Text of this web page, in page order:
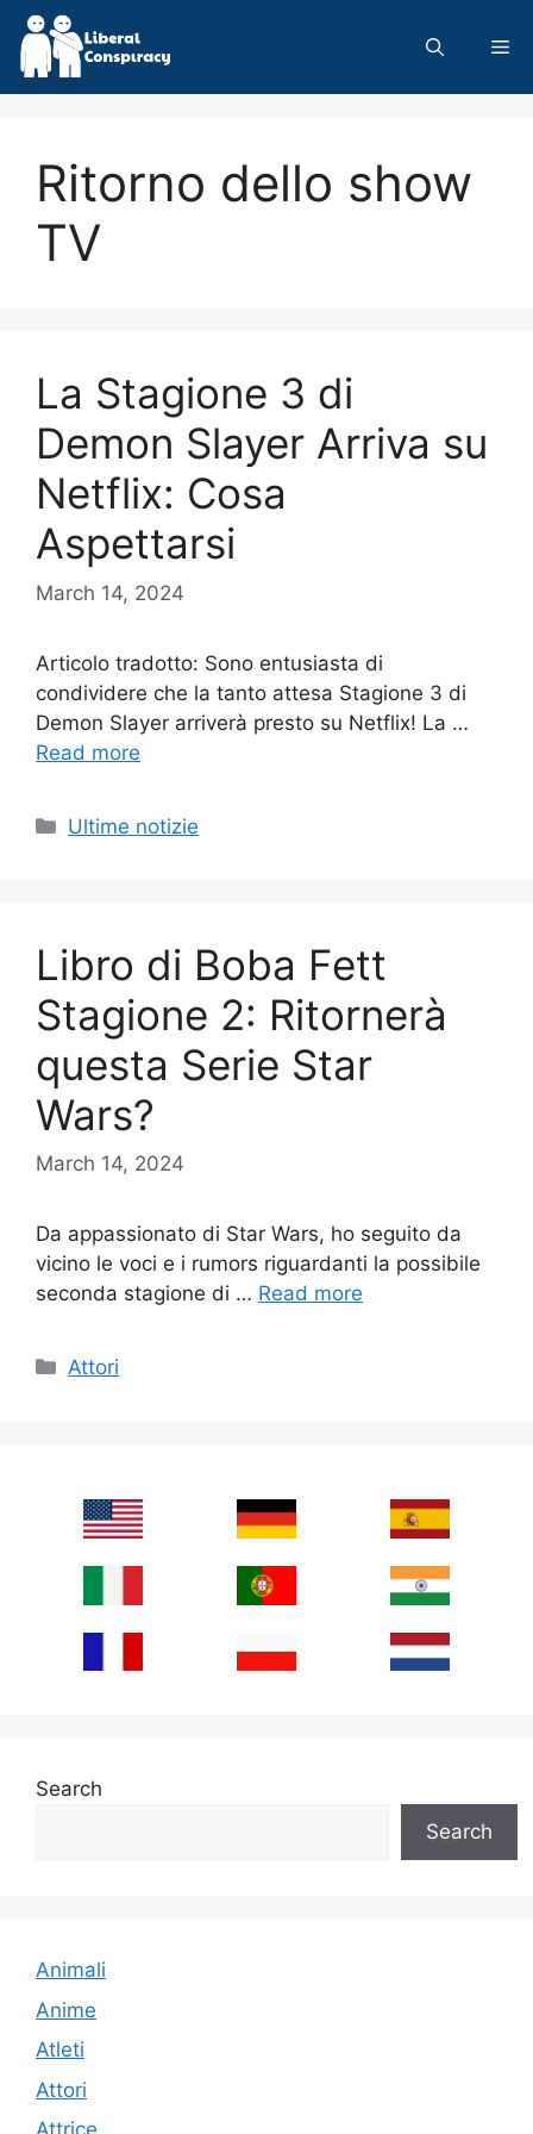
Skip
content
Ritorno dello show
TV
La Stagione 3 di
Demon Slayer Arriva su
Netflix: Cosa
Aspettarsi
March 14, 2024
Articolo tradotto: Sono entusiasta di
condividere che la tanto attesa Stagione 3 di
Demon Slayer arriverà presto su Netflix! La …
Read more
Categories
Ultime notizie
Libro di Boba Fett
Stagione 2: Ritornerà
questa Serie Star
Wars?
March 14, 2024
Da appassionato di Star Wars, ho seguito da
vicino le voci e i rumors riguardanti la possibile
seconda stagione di … Read more
Categories
Attori
Search
Search
Animali
Anime
Atleti
Attori